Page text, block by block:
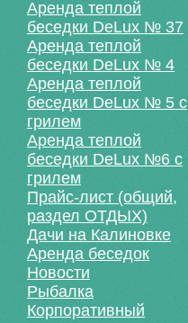
Аренда теплой
беседки DeLux № 37
Аренда теплой
беседки DeLux № 4
Аренда теплой
беседки DeLux № 5 с
грилем
Аренда теплой
беседки DeLux №6 с
грилем
Прайс-лист (общий,
раздел ОТДЫХ)
Дачи на Калиновке
Аренда беседок
Новости
Рыбалка
Корпоративный